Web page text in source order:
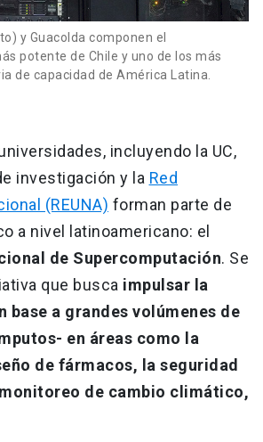
y Guacolda componen el
potente de Chile y uno de los más
de capacidad de América Latina.
incluyendo la UC,
investigación y la Red
(REUNA) forman parte de
a nivel latinoamericano: el
de Supercomputación. Se
que busca impulsar la
base a grandes volúmenes de
en áreas como la
de fármacos, la seguridad
de cambio climático,